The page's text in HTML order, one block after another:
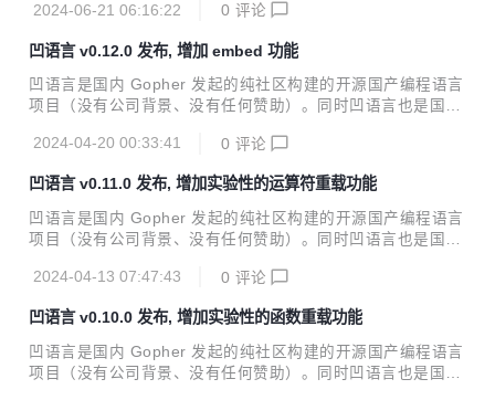
译型通用编程语言。凹语言 v0.13.0 有以下改进: - 增加 dock
命令行工具链打包 - 增加 `<=>` 运算符, 简化运算符重载特性
- 修复指针调用不支持重载方法的问题 - 试验性增加 lsp 子命
令 - 完善 gpu 包 更多信息请访问凹语言官网：https://wa-lan
2024-06-21 06:16:22 0 评论
凹语言 v0.12.0 发布, 增加 embed 功能
凹语言是国内 Gopher 发起的纯社区构建的开源国产编程语言
项目（没有公司背景、没有任何赞助）。同时凹语言也是国内
译型通用编程语言。 凹语言 v0.12.0 发布，增加实验性的em
和运算符重载功能, 完善胶水代码 - 简化 p5 API接口 更多信息
请访问凹语言官网：https://wa-lang.org/
2024-04-20 00:33:41 0 评论
凹语言 v0.11.0 发布, 增加实验性的运算符重载功能
凹语言是国内 Gopher 发起的纯社区构建的开源国产编程语言
项目（没有公司背景、没有任何赞助）。同时凹语言也是国内
译型通用编程语言。凹语言v0.11.0发布, 增加实验性的运算符
vector`/`math/matrix`/`net` 标准库 - 实验性增加运算符重载
功能 更多信息请访问凹语言官网：https://wa-lang.org/
2024-04-13 07:47:43 0 评论
凹语言 v0.10.0 发布, 增加实验性的函数重载功能
凹语言是国内 Gopher 发起的纯社区构建的开源国产编程语言
项目（没有公司背景、没有任何赞助）。同时凹语言也是国内